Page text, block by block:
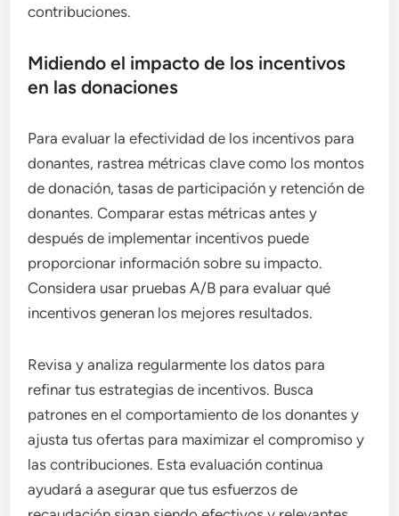
contribuciones.
Midiendo el impacto de los incentivos
en las donaciones
Para evaluar la efectividad de los incentivos para
donantes, rastrea métricas clave como los montos
de donación, tasas de participación y retención de
donantes. Comparar estas métricas antes y
después de implementar incentivos puede
proporcionar información sobre su impacto.
Considera usar pruebas A/B para evaluar qué
incentivos generan los mejores resultados.
Revisa y analiza regularmente los datos para
refinar tus estrategias de incentivos. Busca
patrones en el comportamiento de los donantes y
ajusta tus ofertas para maximizar el compromiso y
las contribuciones. Esta evaluación continua
ayudará a asegurar que tus esfuerzos de